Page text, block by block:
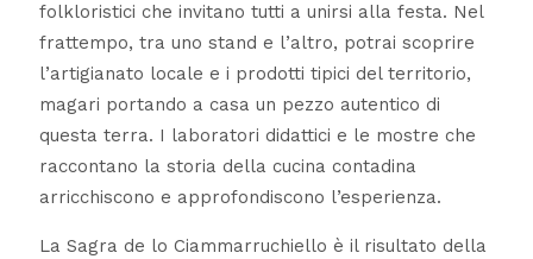
folkloristici che invitano tutti a unirsi alla festa. Nel
frattempo, tra uno stand e l’altro, potrai scoprire
l’artigianato locale e i prodotti tipici del territorio,
magari portando a casa un pezzo autentico di
questa terra. I laboratori didattici e le mostre che
raccontano la storia della cucina contadina
arricchiscono e approfondiscono l’esperienza.
La Sagra de lo Ciammarruchiello è il risultato della